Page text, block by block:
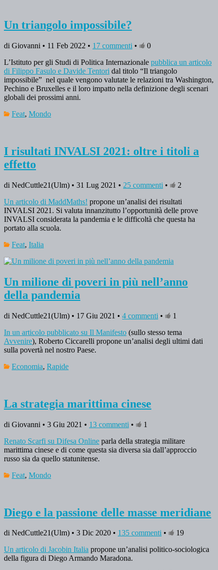
Un triangolo impossibile?
di Giovanni • 11 Feb 2022 • 17 commenti •
0
L’Istituto per gli Studi di Politica Internazionale pubblica un articolo
di Filippo Fasulo e Davide Tentori dal titolo “Il triangolo
impossibile” nel quale vengono valutate le relazioni tra Washington,
Pechino e Bruxelles e il loro impatto nella definizione degli scenari
globali dei prossimi anni.
Feat, Mondo
I risultati INVALSI 2021: oltre i titoli a
effetto
di NedCuttle21(Ulm) • 31 Lug 2021 • 25 commenti •
2
Un articolo di MaddMaths! propone un’analisi dei risultati
INVALSI 2021. Si valuta innanzitutto l’opportunità delle prove
INVALSI considerata la pandemia e le difficoltà che questa ha
portato alla scuola.
Feat, Italia
Un milione di poveri in più nell’anno
della pandemia
di NedCuttle21(Ulm) • 17 Giu 2021 • 4 commenti •
1
In un articolo pubblicato su Il Manifesto (sullo stesso tema
Avvenire), Roberto Ciccarelli propone un’analisi degli ultimi dati
sulla povertà nel nostro Paese.
Economia, Rapide
La strategia marittima cinese
di Giovanni • 3 Giu 2021 • 13 commenti •
1
Renato Scarfi su Difesa Online parla della strategia militare
marittima cinese e di come questa sia diversa sia dall’approccio
russo sia da quello statunitense.
Feat, Mondo
Diego e la passione delle masse meridiane
di NedCuttle21(Ulm) • 3 Dic 2020 • 135 commenti •
19
Un articolo di Jacobin Italia propone un’analisi politico-sociologica
della figura di Diego Armando Maradona.